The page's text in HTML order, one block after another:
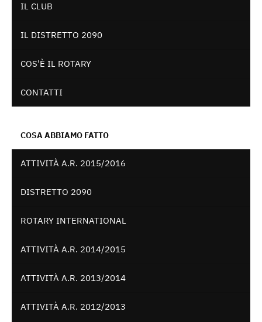
IL CLUB
IL DISTRETTO 2090
COS’È IL ROTARY
CONTATTI
COSA ABBIAMO FATTO
ATTIVITÀ A.R. 2015/2016
DISTRETTO 2090
ROTARY INTERNATIONAL
ATTIVITÀ A.R. 2014/2015
ATTIVITÀ A.R. 2013/2014
ATTIVITÀ A.R. 2012/2013